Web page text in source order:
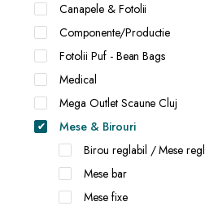
Canapele & Fotolii
Componente/Productie
Fotolii Puf - Bean Bags
Medical
Mega Outlet Scaune Cluj
Mese & Birouri
Birou reglabil / Mese
Mese bar
Mese fixe